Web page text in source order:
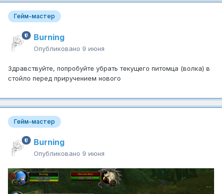
Гейм-мастер
Burning
Опубликовано 9 июня
Здравствуйте, попробуйте убрать текущего питомца (волка) в
стойло перед приручением нового
Гейм-мастер
Burning
Опубликовано 9 июня